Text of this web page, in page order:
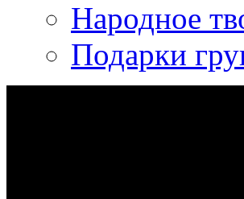
Народное
Подарки